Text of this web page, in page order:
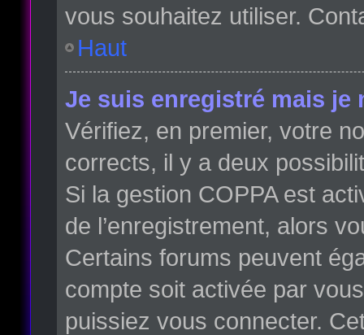
vous souhaitez utiliser.
Haut
Je suis enregistré mais je
Vérifiez, en premier, votre
corrects, il y a deux
Si la gestion COPPA est
de l’enregistrement, alors
Certains forums peuvent
compte soit activée par
puissiez vous connecter.